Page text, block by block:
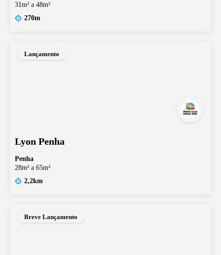
31m² a 48m²
270m
Lançamento
Lyon Penha
Penha
28m² a 65m²
2,2km
Breve Lançamento